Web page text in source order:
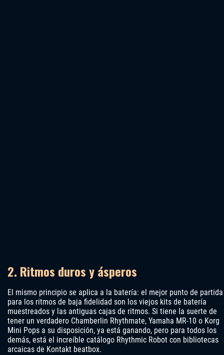
2. Ritmos duros y ásperos
El mismo principio se aplica a la batería: el mejor punto de partida
para los ritmos de baja fidelidad son los viejos kits de batería
muestreados y las antiguas cajas de ritmos. Si tiene la suerte de
tener un verdadero Chamberlin Rhythmate, Yamaha MR-10 o Korg
Mini Pops a su disposición, ya está ganando, pero para todos los
demás, está el increíble catálogo Rhythmic Robot con bibliotecas
arcaicas de Kontakt beatbox.